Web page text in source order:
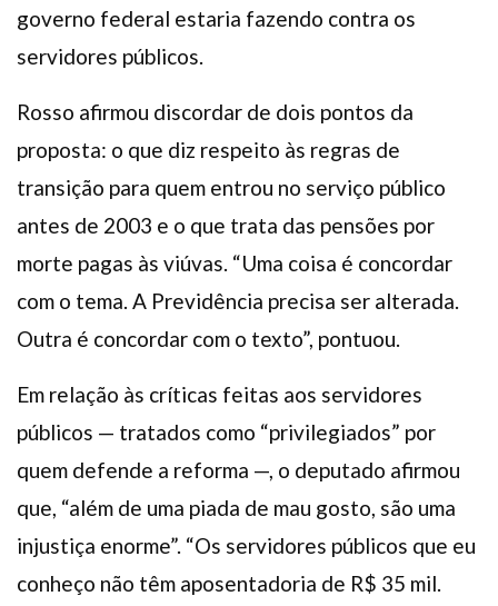
governo federal estaria fazendo contra os
servidores públicos.
Rosso afirmou discordar de dois pontos da
proposta: o que diz respeito às regras de
transição para quem entrou no serviço público
antes de 2003 e o que trata das pensões por
morte pagas às viúvas. “Uma coisa é concordar
com o tema. A Previdência precisa ser alterada.
Outra é concordar com o texto”, pontuou.
Em relação às críticas feitas aos servidores
públicos — tratados como “privilegiados” por
quem defende a reforma —, o deputado afirmou
que, “além de uma piada de mau gosto, são uma
injustiça enorme”. “Os servidores públicos que eu
conheço não têm aposentadoria de R$ 35 mil.